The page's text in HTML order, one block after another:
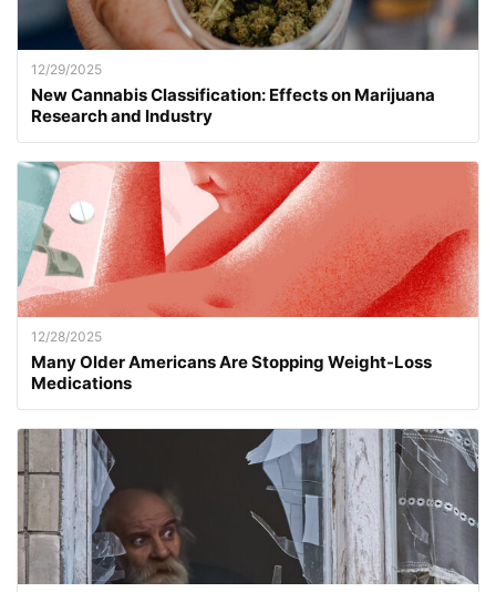
12/29/2025
New Cannabis Classification: Effects on Marijuana
Research and Industry
12/28/2025
Many Older Americans Are Stopping Weight-Loss
Medications